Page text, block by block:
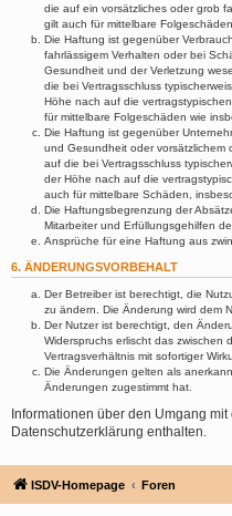
die auf ein vorsätzliches oder grob
gilt auch für mittelbare
Die Haftung ist gegenüber
fahrlässigem Verhalten oder bei
Gesundheit und der Verletzung
die bei Vertragsschluss
Höhe nach auf die
für mittelbare Folgeschäden wie
Die Haftung ist gegenüber
und Gesundheit oder vorsätzlichem
auf die bei Vertragsschluss
der Höhe nach auf die
auch für mittelbare Schäden,
Die Haftungsbegrenzung der
Mitarbeiter und Erfüllungsgehilfen
Ansprüche für eine Haftung aus
6. ÄNDERUNGSVORBEHALT
Der Betreiber ist berechtigt, die
zu ändern. Die Änderung wird dem
Der Nutzer ist berechtigt, den
Widerspruchs erlischt das zwischen
Vertragsverhältnis mit sofortiger
Die Änderungen gelten als
Änderungen zugestimmt hat.
Informationen über den Umgang
Datenschutzerklärung enthalten.
ISDV-Homepage Foren